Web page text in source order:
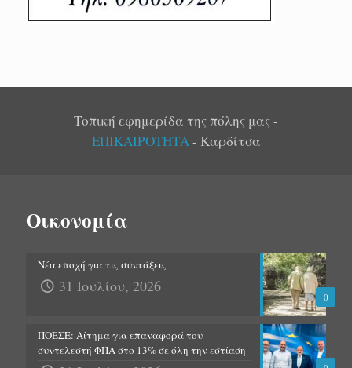
Τοπική εφημερίδα της πόλης μας -
ΕΠΙΚΑΙΡΟΤΗΤΑ- Καρδίτσα
Οικονομία
0
Νέα εποχή για τις συντάξεις
31 Ιουλίου, 2026
ΠΟΕΣΕ: Αίτημα για επαναφορά του
συντελεστή ΦΠΑ στο 13% σε όλη την εστίαση